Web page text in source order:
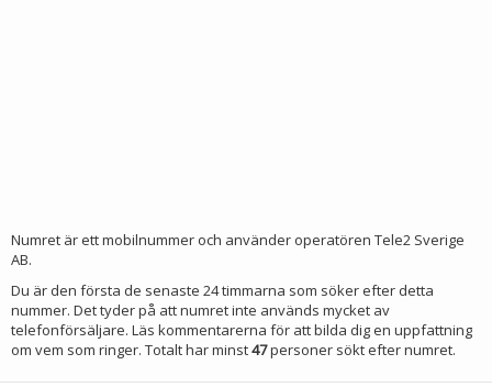
Numret är ett mobilnummer och använder operatören Tele2 Sverige
AB.
Du är den första de senaste 24 timmarna som söker efter detta
nummer. Det tyder på att numret inte används mycket av
telefonförsäljare. Läs kommentarerna för att bilda dig en uppfattning
om vem som ringer. Totalt har minst47personer sökt efter numret.